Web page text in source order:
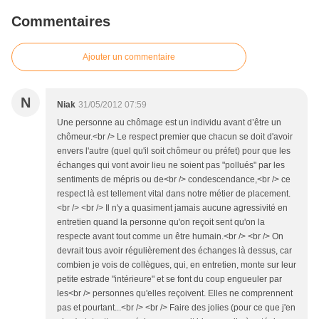
Commentaires
Ajouter un commentaire
N Niak 31/05/2012 07:59
Une personne au chômage est un individu avant d’être un
chômeur.<br /> Le respect premier que chacun se doit d'avoir
envers l'autre (quel qu'il soit chômeur ou préfet) pour que les
échanges qui vont avoir lieu ne soient pas "pollués" par les
sentiments de mépris ou de<br /> condescendance,<br /> ce
respect là est tellement vital dans notre métier de placement.
<br /> <br /> Il n'y a quasiment jamais aucune agressivité en
entretien quand la personne qu'on reçoit sent qu'on la
respecte avant tout comme un être humain.<br /> <br /> On
devrait tous avoir régulièrement des échanges là dessus, car
combien je vois de collègues, qui, en entretien, monte sur leur
petite estrade "intérieure" et se font du coup engueuler par
les<br /> personnes qu'elles reçoivent. Elles ne comprennent
pas et pourtant...<br /> <br /> Faire des jolies (pour ce que j'en